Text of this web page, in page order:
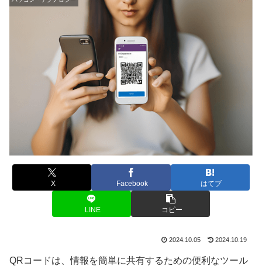
X Facebook はてブ
LINE コピー
2024.10.05 2024.10.19
QRコードは、情報を簡単に共有するための便利なツール